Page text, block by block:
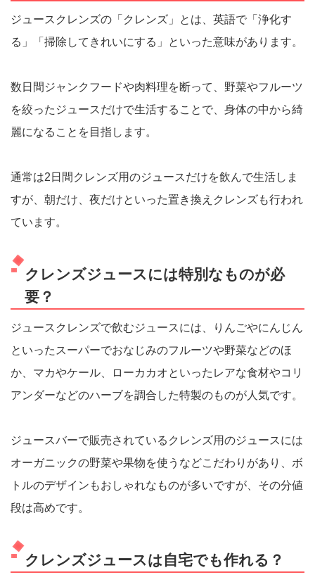
ジュースクレンズの「クレンズ」とは、英語で「浄化す
る」「掃除してきれいにする」といった意味があります。
数日間ジャンクフードや肉料理を断って、野菜やフルーツ
を絞ったジュースだけで生活することで、身体の中から綺
麗になることを目指します。
通常は2日間クレンズ用のジュースだけを飲んで生活しま
すが、朝だけ、夜だけといった置き換えクレンズも行われ
ています。
クレンズジュースには特別なものが必
要？
ジュースクレンズで飲むジュースには、りんごやにんじん
といったスーパーでおなじみのフルーツや野菜などのほ
か、マカやケール、ローカカオといったレアな食材やコリ
アンダーなどのハーブを調合した特製のものが人気です。
ジュースバーで販売されているクレンズ用のジュースには
オーガニックの野菜や果物を使うなどこだわりがあり、ボ
トルのデザインもおしゃれなものが多いですが、その分値
段は高めです。
クレンズジュースは自宅でも作れる？